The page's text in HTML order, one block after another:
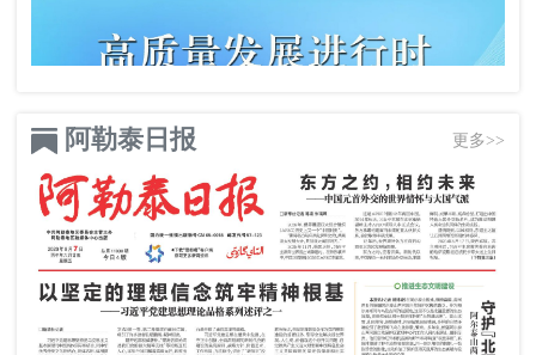
阿勒泰日报 更多>>